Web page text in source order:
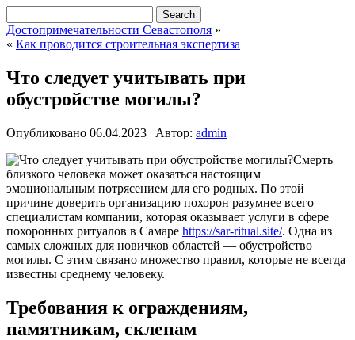
Достопримечательности Севастополя »
« Как проводится строительная экспертиза
Что следует учитывать при
обустройстве могилы?
Опубликовано 06.04.2023 | Автор: admin
Смерть
близкого человека может оказаться настоящим
эмоциональным потрясением для его родных. По этой
причине доверить организацию похорон разумнее всего
специалистам компании, которая оказывает услуги в сфере
похоронных ритуалов в Самаре https://sar-ritual.site/. Одна из
самых сложных для новичков областей — обустройство
могилы. С этим связано множество правил, которые не всегда
известны среднему человеку.
Требования к ограждениям,
памятникам, склепам